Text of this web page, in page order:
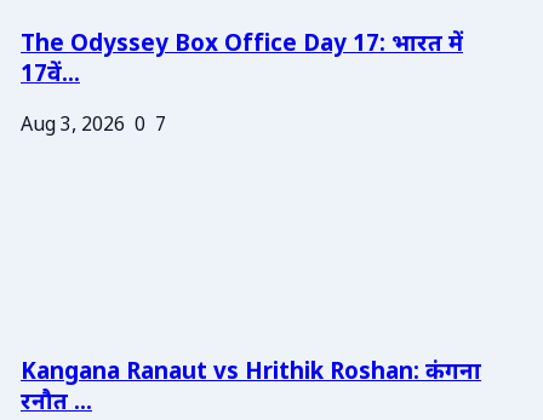
The Odyssey Box Office Day 17: भारत में
17वें...
Aug 3, 2026 0 7
Kangana Ranaut vs Hrithik Roshan: कंगना
रनौत ...